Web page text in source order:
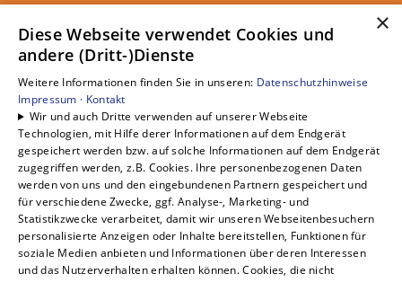
Unsere Bereiche
Privatkunden
Gewerbekunden
Karriere
Unternehmen
Kontakt
×
Diese Webseite verwendet Cookies und
andere (Dritt-)Dienste
Weitere Informationen finden Sie in unseren: Datenschutzhinweise
Impressum · Kontakt
Wir und auch Dritte verwenden auf unserer Webseite
Technologien, mit Hilfe derer Informationen auf dem Endgerät
gespeichert werden bzw. auf solche Informationen auf dem Endgerät
zugegriffen werden, z.B. Cookies. Ihre personenbezogenen Daten
werden von uns und den eingebundenen Partnern gespeichert und
für verschiedene Zwecke, ggf. Analyse-, Marketing- und
Statistikzwecke verarbeitet, damit wir unseren Webseitenbesuchern
personalisierte Anzeigen oder Inhalte bereitstellen, Funktionen für
soziale Medien anbieten und Informationen über deren Interessen
und das Nutzerverhalten erhalten können. Cookies, die nicht